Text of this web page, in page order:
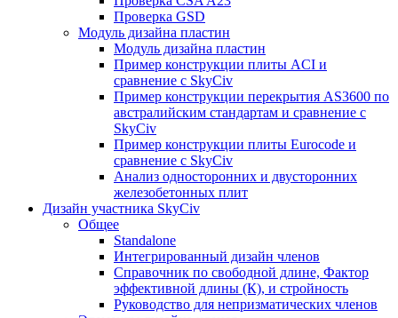
Проверка GSD
Модуль дизайна пластин
Модуль дизайна пластин
Пример конструкции плиты ACI и
сравнение с SkyCiv
Пример конструкции перекрытия AS3600 по
австралийским стандартам и сравнение с
SkyCiv
Пример конструкции плиты Eurocode и
сравнение с SkyCiv
Анализ односторонних и двусторонних
железобетонных плит
Дизайн участника SkyCiv
Общее
Standalone
Интегрированный дизайн членов
Справочник по свободной длине, Фактор
эффективной длины (К), и стройность
Руководство для непризматических членов